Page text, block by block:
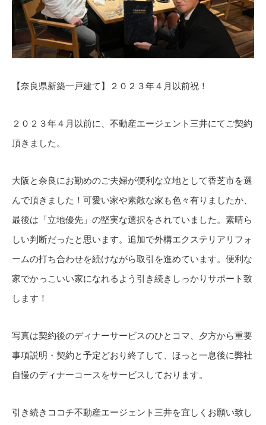
【奈良県新築一戸建て】２０２３年４月以前祝！
２０２３年４月以前に、不動産エージェント三井にてご契約
頂きました。
大阪と奈良にお勤めのご夫婦が便利な立地として香芝市を選
んで頂きました！可愛い家や素敵な家も色々有りましたか、
最後は「立地優先」の堅実な選択をされていました。素晴ら
しい判断だったと思います。追加で外構エクステリアリフォ
ームの打ち合わせを続けながら取引を進めています。便利な
家でかっこいい家になれるよう引き続きしっかりサポート致
します！
写真は契約後のディナーサービスのひとコマ、夕方から重要
事項説明・契約と予定どおり終了して、ほっと一息後に弊社
自慢のディナーコースをサービスしております。
引き続きココチ不動産エージェント三井を宜しくお願い致し